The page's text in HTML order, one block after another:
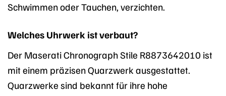
Schwimmen oder Tauchen, verzichten.
Welches Uhrwerk ist verbaut?
Der Maserati Chronograph Stile R8873642010 ist
mit einem präzisen Quarzwerk ausgestattet.
Quarzwerke sind bekannt für ihre hohe